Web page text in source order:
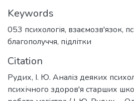
Keywords
053 психологія, взаємозв'язок,
благополуччя, підлітки
Citation
Рудих, І. Ю. Аналіз деяких
психічного здоров'я старших